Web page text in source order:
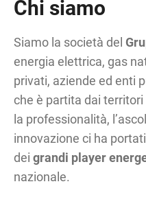
Chi siamo
Siamo la società del
energia elettrica, gas
privati, aziende ed enti
che è partita dai
la professionalità,
innovazione ci ha
deigrandi player
nazionale.